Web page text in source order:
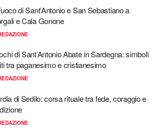
di Sant’Antonio e San Sebastiano a
e Cala Gonone
di Sant’Antonio Abate in Sardegna: simboli
tra paganesimo e cristianesimo
di Sedilo: corsa rituale tra fede, coraggio e